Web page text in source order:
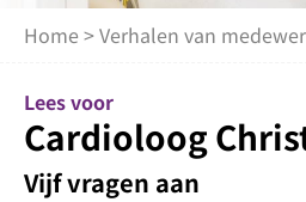
Home >Verhalen van
Lees voor
Cardioloog
Vijf vragen aan